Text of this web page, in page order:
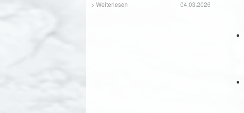
> Weiterlesen 04.03.2026